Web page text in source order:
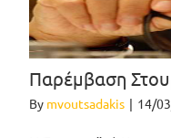
Παρέμβαση
By mvoutsadakis | 14/